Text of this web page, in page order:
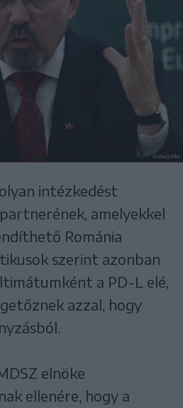
intézkedést
amelyekkel
Románia
szerint azonban
a PD-L elé,
azzal, hogy
elnöke
ellenére, hogy a